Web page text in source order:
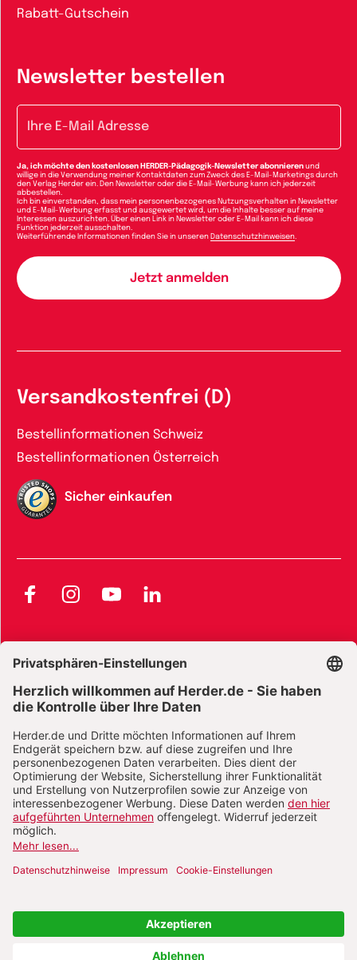
Rabatt-Gutschein
Newsletter bestellen
Ja, ich möchte den kostenlosen HERDER-Pädagogik-Newsletter abonnieren und
willige in die Verwendung meiner Kontaktdaten zum Zweck des E-Mail-Marketings durch
den Verlag Herder ein. Den Newsletter oder die E-Mail-Werbung kann ich jederzeit
abbestellen.
Ich bin einverstanden, dass mein personenbezogenes Nutzungsverhalten in Newsletter
und E-Mail-Werbung erfasst und ausgewertet wird, um die Inhalte besser auf meine
Interessen auszurichten. Über einen Link in Newsletter oder E-Mail kann ich diese
Funktion jederzeit ausschalten.
Weiterführende Informationen finden Sie in unseren Datenschutzhinweisen
Versandkostenfrei (D)
Bestellinformationen Schweiz
Bestellinformationen Österreich
Sicher einkaufen
FacebookInstagramYouTubeLinkedIn
Widerrufsbelehrung E-Books
Widerrufsbelehrung Zeitschriften Datenschutz
Datenschutz Social Media Barrierefreiheit
Vertrag widerrufen